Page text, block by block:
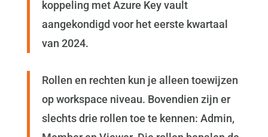
koppeling met Azure Key vault
aangekondigd voor het eerste kwartaal
van 2024.
Rollen en rechten kun je alleen toewijzen
op workspace niveau. Bovendien zijn er
slechts drie rollen toe te kennen: Admin,